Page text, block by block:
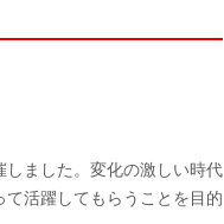
ました。変化の激しい時代
活躍してもらうことを目的